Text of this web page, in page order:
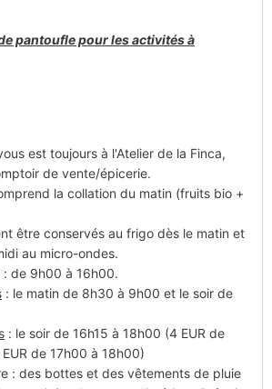
pantoufle pour les activités à
est toujours à l'Atelier de la Finca,
de vente/épicerie.
la collation du matin (fruits bio +
être conservés au frigo dès le matin et
au micro-ondes.
: de 9h00 à 16h00.
: le matin de 8h30 à 9h00 et le soir de
: le soir de 16h15 à 18h00 (4 EUR de
de 17h00 à 18h00)
: des bottes et des vêtements de pluie